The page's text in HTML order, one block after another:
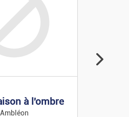
Cupiditate consequat